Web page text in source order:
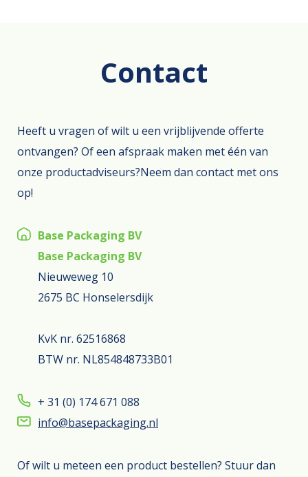
Contact
Heeft u vragen of wilt u een vrijblijvende offerte
ontvangen? Of een afspraak maken met één van
onze productadviseurs?Neem dan contact met ons
op!
Base Packaging BV
Base Packaging BV
Nieuweweg 10
2675 BC Honselersdijk
KvK nr. 62516868
BTW nr. NL854848733B01
+ 31 (0) 174 671 088
info@basepackaging.nl
Of wilt u meteen een product bestellen? Stuur dan